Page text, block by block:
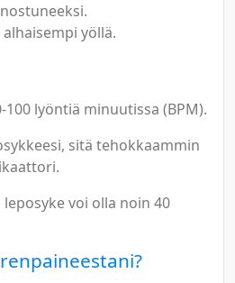
yöllä.
lyöntiä minuutissa (BPM).
sitä tehokkaammin
voi olla noin 40